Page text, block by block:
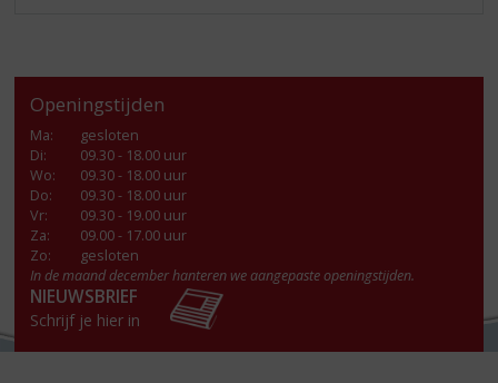
Openingstijden
Ma:
gesloten
Di:
09.30 - 18.00 uur
Wo:
09.30 - 18.00 uur
Do:
09.30 - 18.00 uur
Vr:
09.30 - 19.00 uur
Za:
09.00 - 17.00 uur
Zo:
gesloten
In de maand december hanteren we aangepaste openingstijden.
NIEUWSBRIEF
Schrijf je hier in